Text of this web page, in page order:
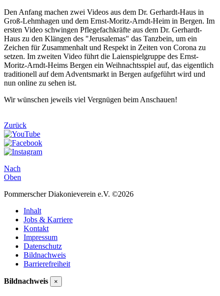
Den Anfang machen zwei Videos aus dem Dr. Gerhardt-Haus in
Groß-Lehmhagen und dem Ernst-Moritz-Arndt-Heim in Bergen. Im
ersten Video schwingen Pflegefachkräfte aus dem Dr. Gerhardt-
Haus zu den Klängen des "Jerusalemas" das Tanzbein, um ein
Zeichen für Zusammenhalt und Respekt in Zeiten von Corona zu
setzen. Im zweiten Video führt die Laienspielgruppe des Ernst-
Moritz-Arndt-Heims Bergen ein Weihnachtsspiel auf, das eigentlich
traditionell auf dem Adventsmarkt in Bergen aufgeführt wird und
nun online zu sehen ist.
Wir wünschen jeweils viel Vergnügen beim Anschauen!
Zurück
Nach
Oben
Pommerscher Diakonieverein e.V. ©2026
Inhalt
Jobs & Karriere
Kontakt
Impressum
Datenschutz
Bildnachweis
Barrierefreiheit
Bildnachweis ×